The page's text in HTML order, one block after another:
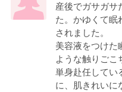
産後でガサガサ
た。かゆくて眠
されました。
美容液をつけた
ような触りごこ
単身赴任してい
に、肌きれいに